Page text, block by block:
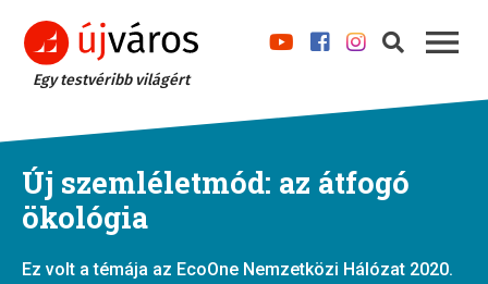
Egy testvéribb világért
Új szemléletmód: az átfogó
ökológia
Ez volt a témája az EcoOne Nemzetközi Hálózat 2020.